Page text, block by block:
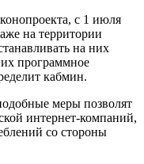
с 1 июля
на территории
на них
программное
кабмин.
меры позволят
интернет-компаний,
со стороны